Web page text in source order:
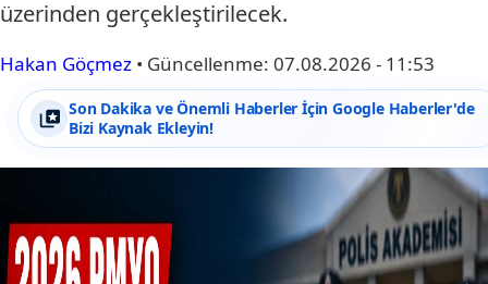
üzerinden gerçekleştirilecek.
Hakan Göçmez • Güncellenme: 07.08.2026 - 11:53
Son Dakika ve Önemli Haberler İçin Google Haberler'de
Bizi Kaynak Ekleyin!